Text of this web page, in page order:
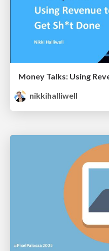
Money Talks: Using
nikkihalliwell